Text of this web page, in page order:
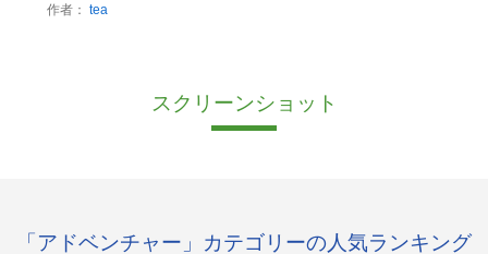
作者： tea
スクリーンショット
「アドベンチャー」カテゴリーの人気ランキング